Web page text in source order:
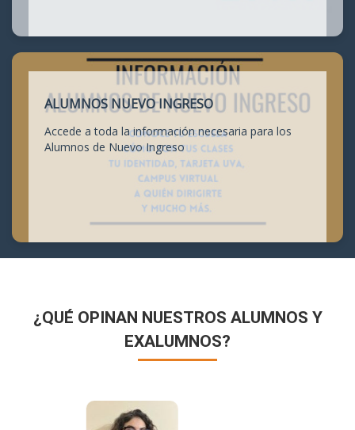
ALUMNOS NUEVO INGRESO
Accede a toda la información necesaria para los
Alumnos de Nuevo Ingreso
¿QUÉ OPINAN NUESTROS ALUMNOS Y
EXALUMNOS?